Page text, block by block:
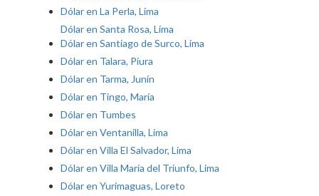
Dólar en La Perla, Lima
Dólar en Santa Rosa, Lima
Dólar en Santiago de Surco, Lima
Dólar en Talara, Piura
Dólar en Tarma, Junín
Dólar en Tingo, María
Dólar en Tumbes
Dólar en Ventanilla, Lima
Dólar en Villa El Salvador, Lima
Dólar en Villa María del Triunfo, Lima
Dólar en Yurimaguas, Loreto